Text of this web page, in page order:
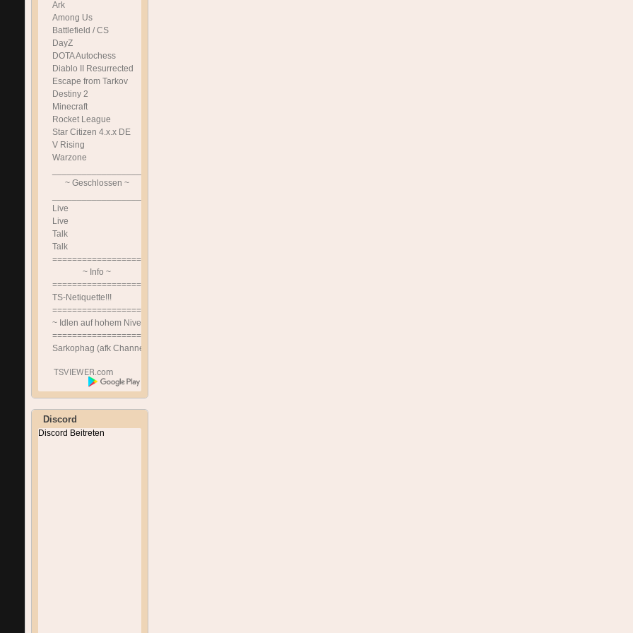
Ark
Among Us
Battlefield / CS
DayZ
DOTA Autochess
Diablo II Resurrected
Escape from Tarkov
Destiny 2
Minecraft
Rocket League
Star Citizen 4.x.x DE
V Rising
Warzone
~ Geschlossen ~
Live
Live
Talk
Talk
==============================
~ Info ~
==============================
TS-Netiquette!!!
==============================
~ Idlen auf hohem Niveau ~
==============================
Sarkophag (afk Channel)
Discord
Discord Beitreten